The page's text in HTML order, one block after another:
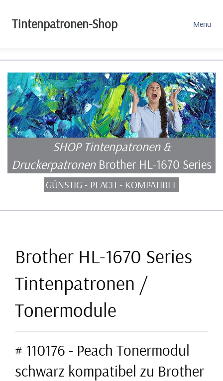
Tintenpatronen-Shop Menu
SHOP Tintenpatronen &
Druckerpatronen Brother HL-1670 Series
GÜNSTIG - PEACH - KOMPATIBEL
Brother HL-1670 Series
Tintenpatronen /
Tonermodule
# 110176 - Peach Tonermodul
schwarz kompatibel zu Brother